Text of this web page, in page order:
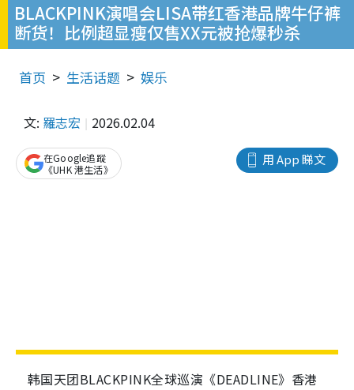
BLACKPINK演唱会LISA带红香港品牌牛仔裤
断货！比例超显瘦仅售XX元被抢爆秒杀
首页 生活话题 娱乐
文: 羅志宏 2026.02.04
用 App 睇文
在Google追蹤
《UHK 港生活》
韩国天团BLACKPINK全球巡演《DEADLINE》香港